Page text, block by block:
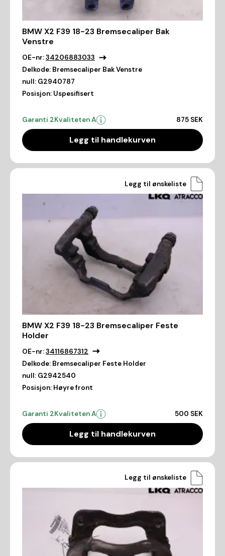
BMW X2 F39 18-23 Bremsecaliper Bak
Venstre
OE-nr:34206883033
Delkode: Bremsecaliper Bak Venstre
null: G2940787
Posisjon: Uspesifisert
Garanti 2Kvaliteten A 875 SEK
Legg til handlekurven
Legg til ønskeliste
BMW X2 F39 18-23 Bremsecaliper Feste
Holder
OE-nr:34116867312
Delkode: Bremsecaliper Feste Holder
null: G2942540
Posisjon: Høyre front
Garanti 2Kvaliteten A 500 SEK
Legg til handlekurven
Legg til ønskeliste